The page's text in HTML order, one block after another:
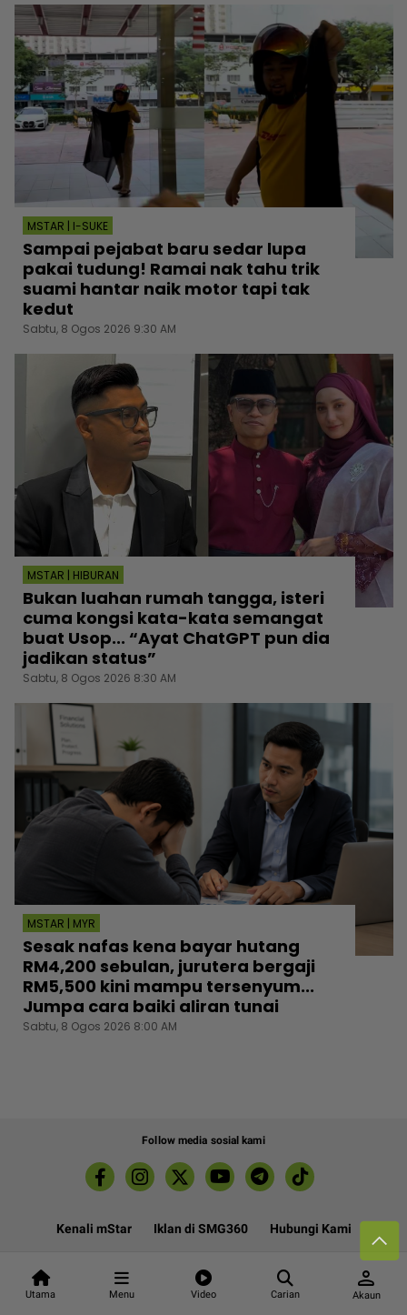
Utama Menu Video Carian
person
Akaun
MSTAR | I-SUKE
Sampai pejabat baru sedar lupa
pakai tudung! Ramai nak tahu trik
suami hantar naik motor tapi tak
kedut
Sabtu, 8 Ogos 2026 9:30 AM
MSTAR | HIBURAN
Bukan luahan rumah tangga, isteri
cuma kongsi kata-kata semangat
buat Usop... “Ayat ChatGPT pun dia
jadikan status”
Sabtu, 8 Ogos 2026 8:30 AM
MSTAR | MYR
Sesak nafas kena bayar hutang
RM4,200 sebulan, jurutera bergaji
RM5,500 kini mampu tersenyum...
Jumpa cara baiki aliran tunai
Sabtu, 8 Ogos 2026 8:00 AM
Follow media sosial kami
Kenali mStar Iklan di SMG360 Hubungi Kami